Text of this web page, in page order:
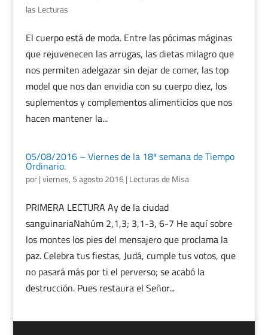
las Lecturas
El cuerpo está de moda. Entre las pócimas máginas
que rejuvenecen las arrugas, las dietas milagro que
nos permiten adelgazar sin dejar de comer, las top
model que nos dan envidia con su cuerpo diez, los
suplementos y complementos alimenticios que nos
hacen mantener la...
05/08/2016 – Viernes de la 18ª semana de Tiempo
Ordinario.
por|viernes, 5 agosto 2016| Lecturas de Misa
PRIMERA LECTURA Ay de la ciudad
sanguinariaNahúm 2,1,3; 3,1-3, 6-7 He aquí sobre
los montes los pies del mensajero que proclama la
paz. Celebra tus fiestas, Judá, cumple tus votos, que
no pasará más por ti el perverso; se acabó la
destrucción. Pues restaura el Señor...